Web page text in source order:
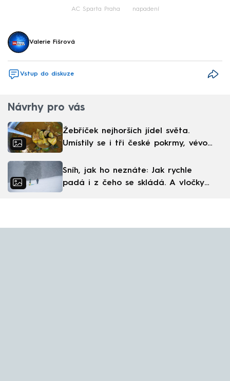
AC Sparta Praha napadení
Valerie Fišrová
Vstup do diskuze
Návrhy pro vás
Žebříček nejhorších jídel světa.
Umístily se i tři české pokrmy, vévodí
Sníh, jak ho neznáte: Jak rychle
padá i z čeho se skládá. A vločky